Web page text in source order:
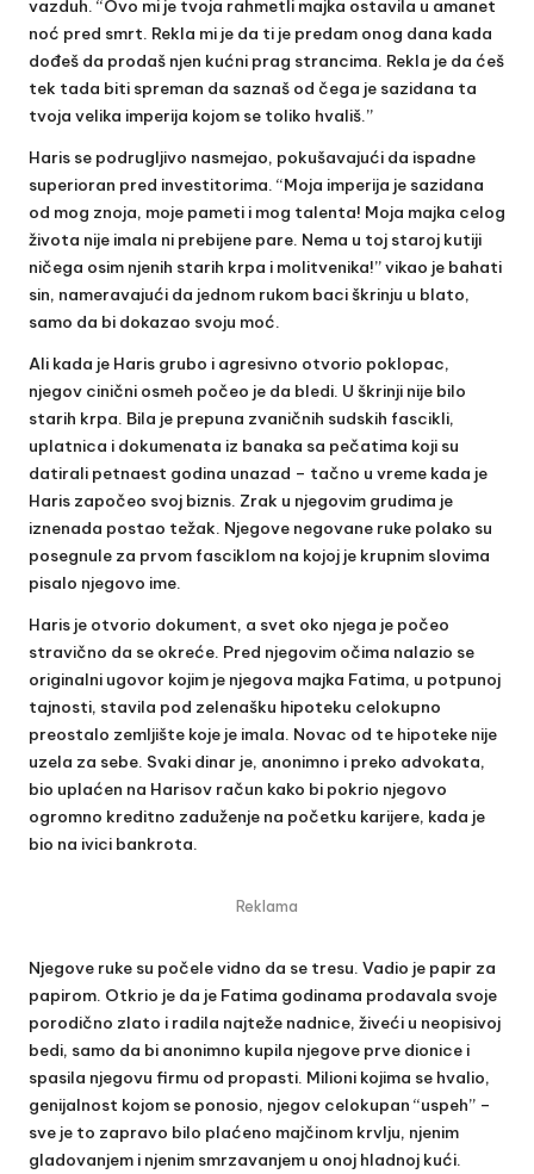
vazduh. “Ovo mi je tvoja rahmetli majka ostavila u amanet
noć pred smrt. Rekla mi je da ti je predam onog dana kada
dođeš da prodaš njen kućni prag strancima. Rekla je da ćeš
tek tada biti spreman da saznaš od čega je sazidana ta
tvoja velika imperija kojom se toliko hvališ.”
Haris se podrugljivo nasmejao, pokušavajući da ispadne
superioran pred investitorima. “Moja imperija je sazidana
od mog znoja, moje pameti i mog talenta! Moja majka celog
života nije imala ni prebijene pare. Nema u toj staroj kutiji
ničega osim njenih starih krpa i molitvenika!” vikao je bahati
sin, nameravajući da jednom rukom baci škrinju u blato,
samo da bi dokazao svoju moć.
Ali kada je Haris grubo i agresivno otvorio poklopac,
njegov cinični osmeh počeo je da bledi. U škrinji nije bilo
starih krpa. Bila je prepuna zvaničnih sudskih fascikli,
uplatnica i dokumenata iz banaka sa pečatima koji su
datirali petnaest godina unazad – tačno u vreme kada je
Haris započeo svoj biznis. Zrak u njegovim grudima je
iznenada postao težak. Njegove negovane ruke polako su
posegnule za prvom fasciklom na kojoj je krupnim slovima
pisalo njegovo ime.
Haris je otvorio dokument, a svet oko njega je počeo
stravično da se okreće. Pred njegovim očima nalazio se
originalni ugovor kojim je njegova majka Fatima, u potpunoj
tajnosti, stavila pod zelenašku hipoteku celokupno
preostalo zemljište koje je imala. Novac od te hipoteke nije
uzela za sebe. Svaki dinar je, anonimno i preko advokata,
bio uplaćen na Harisov račun kako bi pokrio njegovo
ogromno kreditno zaduženje na početku karijere, kada je
bio na ivici bankrota.
Reklama
Njegove ruke su počele vidno da se tresu. Vadio je papir za
papirom. Otkrio je da je Fatima godinama prodavala svoje
porodično zlato i radila najteže nadnice, živeći u neopisivoj
bedi, samo da bi anonimno kupila njegove prve dionice i
spasila njegovu firmu od propasti. Milioni kojima se hvalio,
genijalnost kojom se ponosio, njegov celokupan “uspeh” –
sve je to zapravo bilo plaćeno majčinom krvlju, njenim
gladovanjem i njenim smrzavanjem u onoj hladnoj kući.